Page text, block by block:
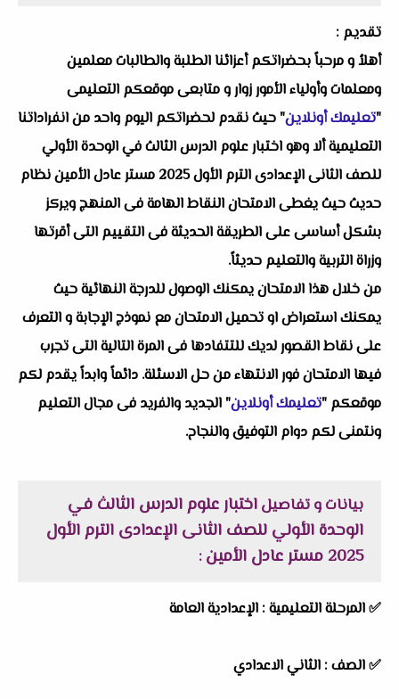
تقديم :
أهلاُ و مرحباً بحضراتكم أعزائنا الطلبة والطالبات معلمين
ومعلمات وأولياء الأمور زوار و متابعى موقعكم التعليمى
"تعليمك أونلاين" حيث نقدم لحضراتكم اليوم واحد من انفراداتنا
التعليمية ألا وهو اختبار علوم الدرس الثالث في الوحدة الأولي
للصف الثانى الإعدادى الترم الأول 2025 مستر عادل الأمين نظام
حديث حيث يغطى الامتحان النقاط الهامة فى المنهج ويركز
بشكل أساسى على الطريقة الحديثة فى التقييم التى أقرتها
وزراة التربية والتعليم حديثاً.
من خلال هذا الامتحان يمكنك الوصول للدرجة النهائية حيث
يمكنك استعراض او تحميل الامتحان مع نموذج الإجابة و التعرف
على نقاط القصور لديك للتتفادها فى المرة التالية التى تجرب
فيها الامتحان فور الانتهاء من حل الاسئلة. دائماً وابداً يقدم لكم
موقعكم "تعليمك أونلاين" الجديد والفريد فى مجال التعليم
ونتمنى لكم دوام التوفيق والنجاح.
بيانات و تفاصيلاختبار علوم الدرس الثالث في
الوحدة الأولي للصف الثانى الإعدادى الترم الأول
2025 مستر عادل الأمين
:
✅المرحلة التعليمية : الإعدادية العامة
✅الصف : الثاني الاعدادي